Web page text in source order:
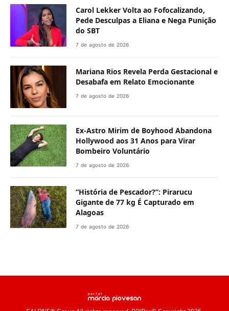
Carol Lekker Volta ao Fofocalizando,
Pede Desculpas a Eliana e Nega Punição
do SBT
7 de agosto de 2026
Mariana Rios Revela Perda Gestacional e
Desabafa em Relato Emocionante
7 de agosto de 2026
Ex-Astro Mirim de Boyhood Abandona
Hollywood aos 31 Anos para Virar
Bombeiro Voluntário
7 de agosto de 2026
“História de Pescador?”: Pirarucu
Gigante de 77 kg É Capturado em
Alagoas
7 de agosto de 2026